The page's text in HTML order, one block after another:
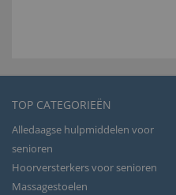
TOP CATEGORIEËN
Alledaagse hulpmiddelen voor
senioren
Hoorversterkers voor senioren
Massagestoelen